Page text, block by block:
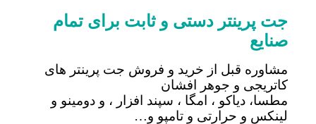
جت پرینتر دستی و ثابت برای تمام
صنایع
مشاوره قبل از خرید و فروش جت پرینتر های
کاتریجی و جوهر افشان
مطسا، دیاکو ، امگا ، سپند افزار ، و دومینو و
لینکس و حرارتی و تامپو و…